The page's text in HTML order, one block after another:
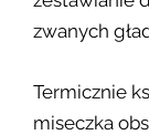
zwanych
Termicznie
miseczka